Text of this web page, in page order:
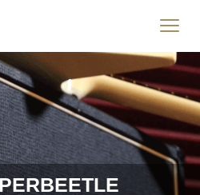
Click
to
menu.